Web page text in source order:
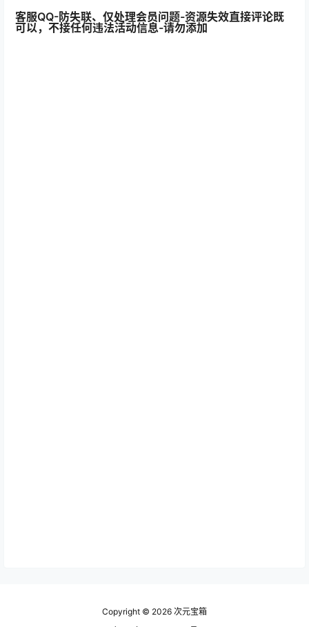
客服QQ-防失联、仅处理会员问题-资源失效直接评论既
可以，不接任何违法活动信息-请勿添加
Copyright © 2026 次元宝箱